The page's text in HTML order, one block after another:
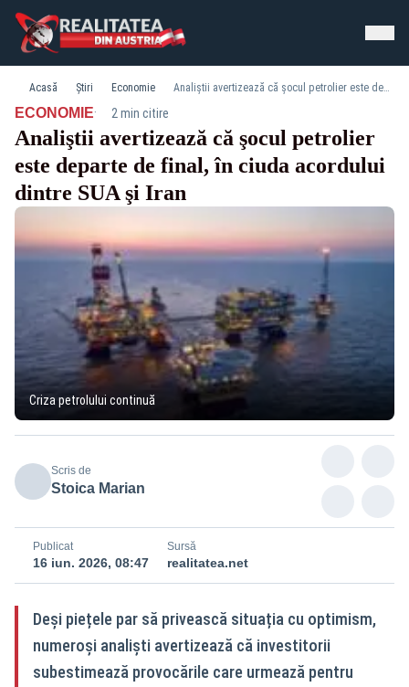
Acasă Știri Economie Analiştii avertizează că şocul petrolier este departe de final, în ciuda acordului dintre SUA şi Iran
ECONOMIE· 2 min citire
Analiştii avertizează că şocul petrolier
este departe de final, în ciuda acordului
dintre SUA şi Iran
Criza petrolului continuă
Scris de
Stoica Marian
Publicat
16 iun. 2026, 08:47
Sursă
realitatea.net
Deși piețele par să privească situația cu optimism,
numeroși analiști avertizează că investitorii
subestimează provocările care urmează pentru